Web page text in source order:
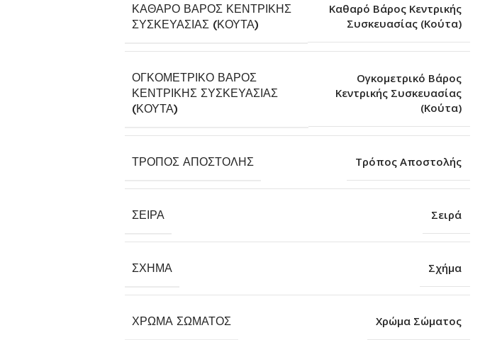
ΚΑΘΑΡΌ ΒΆΡΟΣ ΚΕΝΤΡΙΚΉΣ
ΣΥΣΚΕΥΑΣΊΑΣ (ΚΟΎΤΑ)
Καθαρό Βάρος Κεντρικής
Συσκευασίας (Κούτα)
ΟΓΚΟΜΕΤΡΙΚΌ ΒΆΡΟΣ
ΚΕΝΤΡΙΚΉΣ ΣΥΣΚΕΥΑΣΊΑΣ
(ΚΟΎΤΑ)
Ογκομετρικό Βάρος
Κεντρικής Συσκευασίας
(Κούτα)
ΤΡΌΠΟΣ ΑΠΟΣΤΟΛΉΣ Τρόπος Αποστολής
ΣΕΙΡΆ Σειρά
ΣΧΉΜΑ Σχήμα
ΧΡΏΜΑ ΣΏΜΑΤΟΣ Χρώμα Σώματος